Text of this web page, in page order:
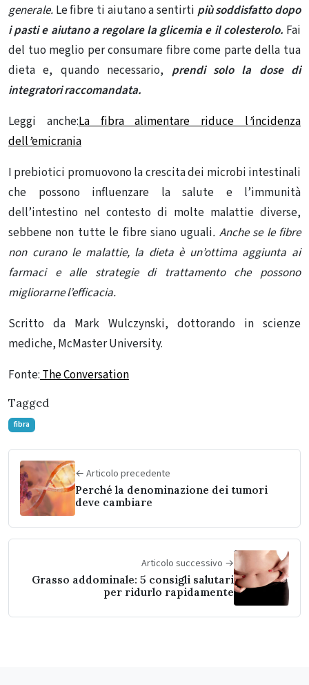
generale. Le fibre ti aiutano a sentirti più soddisfatto dopo
i pasti e aiutano a regolare la glicemia e il colesterolo. Fai
del tuo meglio per consumare fibre come parte della tua
dieta e, quando necessario, prendi solo la dose di
integratori raccomandata.
Leggi anche:La fibra alimentare riduce l’incidenza
dell’emicrania
I prebiotici promuovono la crescita dei microbi intestinali
che possono influenzare la salute e l’immunità
dell’intestino nel contesto di molte malattie diverse,
sebbene non tutte le fibre siano uguali. Anche se le fibre
non curano le malattie, la dieta è un’ottima aggiunta ai
farmaci e alle strategie di trattamento che possono
migliorarne l’efficacia.
Scritto da Mark Wulczynski, dottorando in scienze
mediche, McMaster University.
Fonte:The Conversation
Tagged
fibra
← Articolo precedente
Perché la denominazione dei tumori
deve cambiare
Articolo successivo →
Grasso addominale: 5 consigli salutari
per ridurlo rapidamente